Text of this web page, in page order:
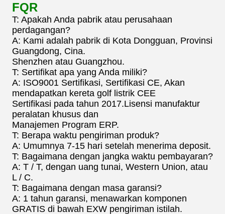
FQR
T: Apakah Anda pabrik atau perusahaan
perdagangan?
A: Kami adalah pabrik di Kota Dongguan, Provinsi
Guangdong, Cina.
Shenzhen atau Guangzhou.
T: Sertifikat apa yang Anda miliki?
A: ISO9001 Sertifikasi, Sertifikasi CE, Akan
mendapatkan kereta golf listrik CEE
Sertifikasi pada tahun 2017.Lisensi manufaktur
peralatan khusus dan
Manajemen Program ERP.
T: Berapa waktu pengiriman produk?
A: Umumnya 7-15 hari setelah menerima deposit.
T: Bagaimana dengan jangka waktu pembayaran?
A: T / T, dengan uang tunai, Western Union, atau
L / C.
T: Bagaimana dengan masa garansi?
A: 1 tahun garansi, menawarkan komponen
GRATIS di bawah EXW pengiriman istilah.